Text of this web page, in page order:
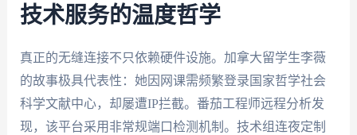
技术服务的温度哲学
真正的无缝连接不只依赖硬件设施。加拿大留学生李薇
的故事极具代表性：她因网课需频繁登录国家哲学社会
科学文献中心，却屡遭IP拦截。番茄工程师远程分析发
现，该平台采用非常规端口检测机制。技术组连夜定制